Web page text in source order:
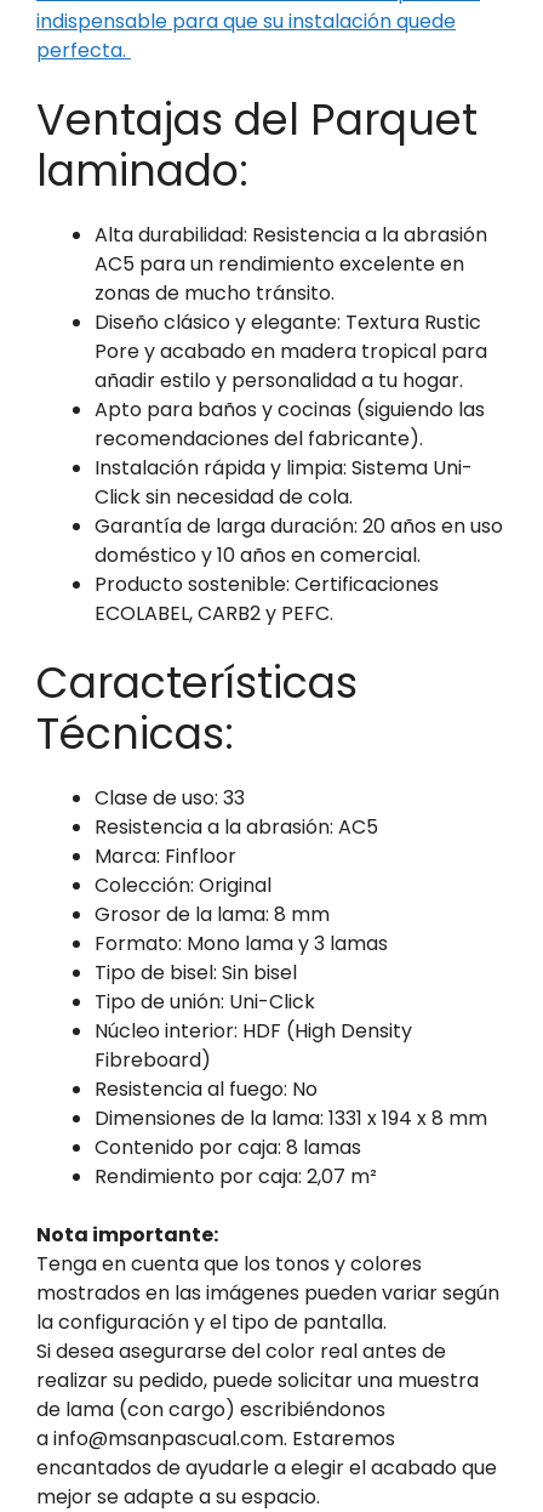
indispensable para que su instalación quede
perfecta.
Ventajas del Parquet
laminado:
Alta durabilidad: Resistencia a la abrasión
AC5 para un rendimiento excelente en
zonas de mucho tránsito.
Diseño clásico y elegante: Textura Rustic
Pore y acabado en madera tropical para
añadir estilo y personalidad a tu hogar.
Apto para baños y cocinas (siguiendo las
recomendaciones del fabricante).
Instalación rápida y limpia: Sistema Uni-
Click sin necesidad de cola.
Garantía de larga duración: 20 años en uso
doméstico y 10 años en comercial.
Producto sostenible: Certificaciones
ECOLABEL, CARB2 y PEFC.
Características
Técnicas:
Clase de uso: 33
Resistencia a la abrasión: AC5
Marca: Finfloor
Colección: Original
Grosor de la lama: 8 mm
Formato: Mono lama y 3 lamas
Tipo de bisel: Sin bisel
Tipo de unión: Uni-Click
Núcleo interior: HDF (High Density
Fibreboard)
Resistencia al fuego: No
Dimensiones de la lama: 1331 x 194 x 8 mm
Contenido por caja: 8 lamas
Rendimiento por caja: 2,07 m²
Nota importante:
Tenga en cuenta que los tonos y colores
mostrados en las imágenes pueden variar según
la configuración y el tipo de pantalla.
Si desea asegurarse del color real antes de
realizar su pedido, puede solicitar una muestra
de lama (con cargo) escribiéndonos
a info@msanpascual.com. Estaremos
encantados de ayudarle a elegir el acabado que
mejor se adapte a su espacio.